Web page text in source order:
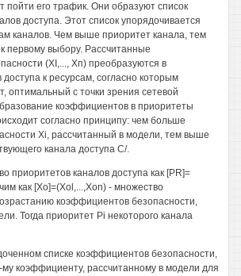
пойти его трафик. Они образуют список
доступа. Этот список упорядочивается
каналов. Чем выше приоритет канала, тем
первому выбору. Рассчитанные
(XI,..., Хп) преобразуются в
к ресурсам, согласно которым
оптимальный с точки зрения сетевой
коэффициентов в приоритеты
согласно принципу: чем больше
Xi, рассчитанный в модели, тем выше
канала доступа С/.
приоритетов каналов доступа как [PR]=
как [Xo]=(Xol,...,Xon) - множество
коэффициентов безопасности,
Тогда приоритет Pi некоторого канала
списке коэффициентов безопасности,
коэффициенту, рассчитанному в модели для